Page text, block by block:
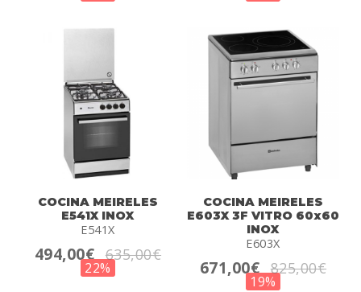
COCINA MEIRELES
E541X INOX
E541X
494,00€ 635,00€
22%
COCINA MEIRELES
E603X 3F VITRO 60x60
INOX
E603X
671,00€ 825,00€
19%